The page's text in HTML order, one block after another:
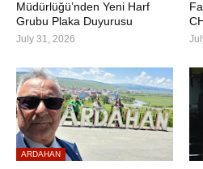
Müdürlüğü’nden Yeni Harf
Grubu Plaka Duyurusu
July 31, 2026
ARDAHAN